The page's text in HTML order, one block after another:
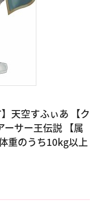
天空すふぃあ 【ク
ーサー王伝説 【属
重のうち10kg以上